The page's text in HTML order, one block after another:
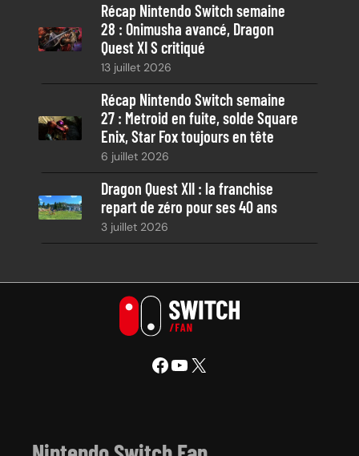
Récap Nintendo Switch semaine
28 : Onimusha avancé, Dragon
Quest XI S critiqué
13 juillet 2026
Récap Nintendo Switch semaine
27 : Metroid en fuite, solde Square
Enix, Star Fox toujours en tête
6 juillet 2026
Dragon Quest XII : la franchise
repart de zéro pour ses 40 ans
3 juillet 2026
Facebook YouTube X